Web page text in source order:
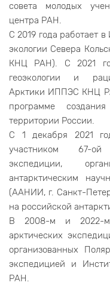
совета молодых
центра РАН.
С 2019 года работает
экологии Севера
КНЦ РАН). С 2021
геоэкологии и
Арктики ИППЭС КНЦ
программе
территории России.
С 1 декабря 2021
участником 67-ой
экспедиции,
антарктическим
(ААНИИ, г. Санкт-
на российской
В 2008-м и 2022-м
арктических
организованных
экспедицией и
РАН.